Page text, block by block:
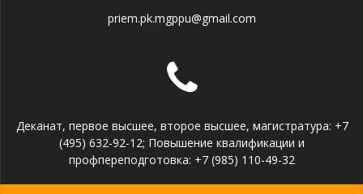
priem.pk.mgppu@gmail.com
Деканат, первое высшее, второе высшее, магистратура: +7
(495) 632-92-12; Повышение квалификации и
профпереподготовка: +7 (985) 110-49-32